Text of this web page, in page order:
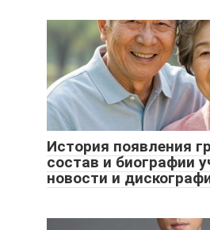
История появления
состав и биографии
новости и